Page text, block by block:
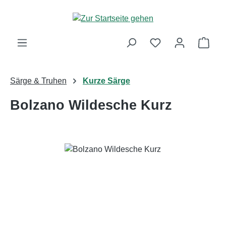
Zum Hauptinhalt springen
Särge & Truhen Kurze Särge
Bolzano Wildesche Kurz
Bildergalerie überspringen